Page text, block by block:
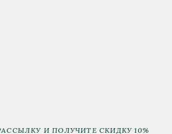
И ПОЛУЧИТЕ СКИДКУ 10%